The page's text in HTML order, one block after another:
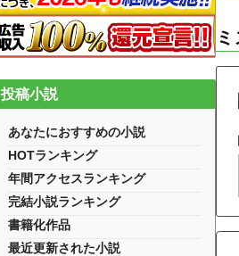
投稿小説
あなたにおすすめの小説
HOTランキング
年間アクセスランキング
完結小説ランキング
書籍化作品
最近更新された小説